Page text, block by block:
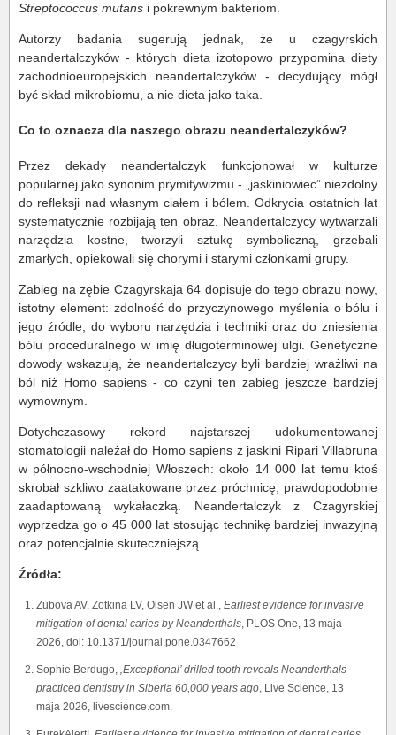
Streptococcus mutans i pokrewnym bakteriom.
Autorzy badania sugerują jednak, że u czagyrskich
neandertalczyków - których dieta izotopowo przypomina diety
zachodnioeuropejskich neandertalczyków - decydujący mógł
być skład mikrobiomu, a nie dieta jako taka.
Co to oznacza dla naszego obrazu neandertalczyków?
Przez dekady neandertalczyk funkcjonował w kulturze
popularnej jako synonim prymitywizmu - „jaskiniowiec” niezdolny
do refleksji nad własnym ciałem i bólem. Odkrycia ostatnich lat
systematycznie rozbijają ten obraz. Neandertalczycy wytwarzali
narzędzia kostne, tworzyli sztukę symboliczną, grzebali
zmarłych, opiekowali się chorymi i starymi członkami grupy.
Zabieg na zębie Czagyrskaja 64 dopisuje do tego obrazu nowy,
istotny element: zdolność do przyczynowego myślenia o bólu i
jego źródle, do wyboru narzędzia i techniki oraz do zniesienia
bólu proceduralnego w imię długoterminowej ulgi. Genetyczne
dowody wskazują, że neandertalczycy byli bardziej wrażliwi na
ból niż Homo sapiens - co czyni ten zabieg jeszcze bardziej
wymownym.
Dotychczasowy rekord najstarszej udokumentowanej
stomatologii należał do Homo sapiens z jaskini Ripari Villabruna
w północno-wschodniej Włoszech: około 14 000 lat temu ktoś
skrobał szkliwo zaatakowane przez próchnicę, prawdopodobnie
zaadaptowaną wykałaczką. Neandertalczyk z Czagyrskiej
wyprzedza go o 45 000 lat stosując technikę bardziej inwazyjną
oraz potencjalnie skuteczniejszą.
Źródła:
Zubova AV, Zotkina LV, Olsen JW et al., Earliest evidence for invasive
mitigation of dental caries by Neanderthals , PLOS One, 13 maja
2026, doi: 10.1371/journal.pone.0347662
Sophie Berdugo,
‚Exceptional’ drilled tooth reveals Neanderthals
practiced dentistry in Siberia 60,000 years ago , Live Science, 13
maja 2026, livescience.com.